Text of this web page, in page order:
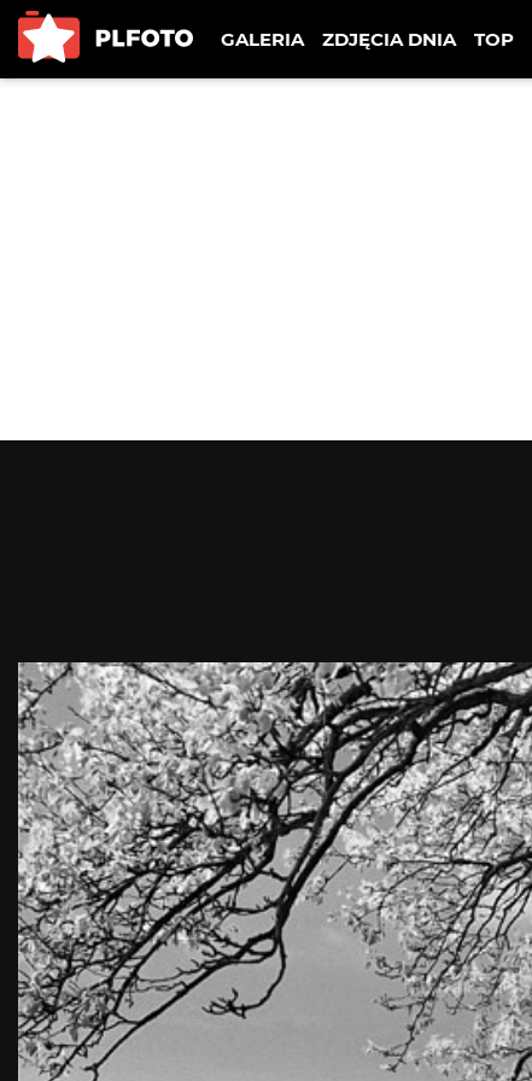
GALERIA ZDJĘCIA DNIA TOP